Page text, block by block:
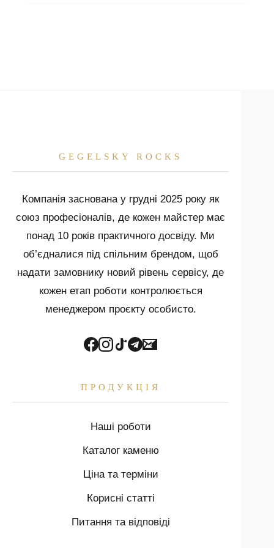
GEGELSKY ROCKS
Компанія заснована у грудні 2025 року як
союз професіоналів, де кожен майстер має
понад 10 років практичного досвіду. Ми
об’єдналися під спільним брендом, щоб
надати замовнику новий рівень сервісу, де
кожен етап роботи контролюється
менеджером проєкту особисто.
ПРОДУКЦІЯ
Наші роботи
Каталог каменю
Ціна та терміни
Корисні статті
Питання та відповіді